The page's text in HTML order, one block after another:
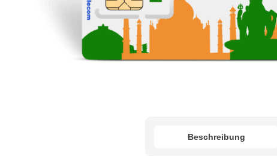
Beschreibung